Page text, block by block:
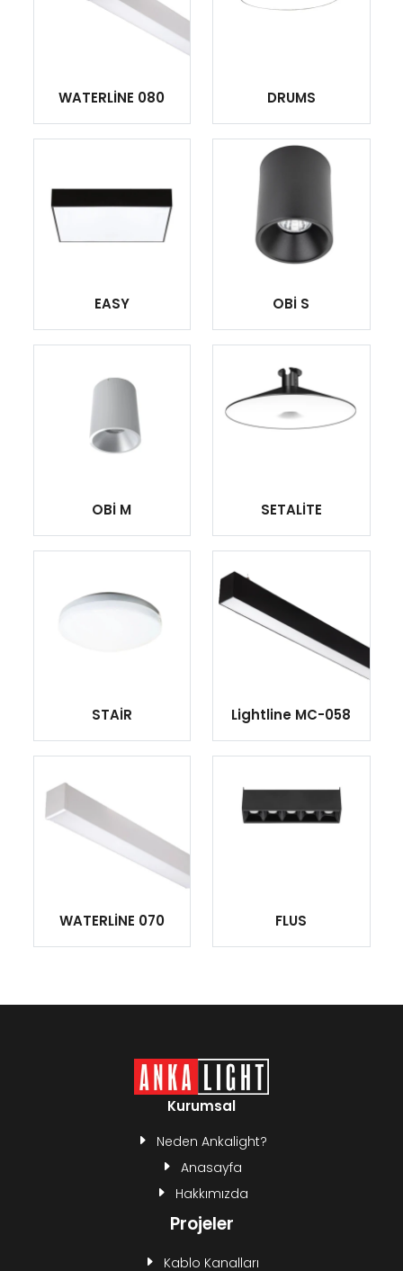
WATERLİNE 080 DRUMS
EASY OBİ S
OBİ M SETALİTE
STAİR Lightline MC-058
WATERLİNE 070 FLUS
Kurumsal
Neden Ankalight?
Anasayfa
Hakkımızda
Projeler
Kablo Kanalları